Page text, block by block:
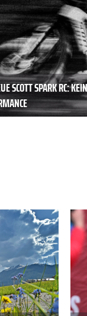
SCOTT SPARK RC: